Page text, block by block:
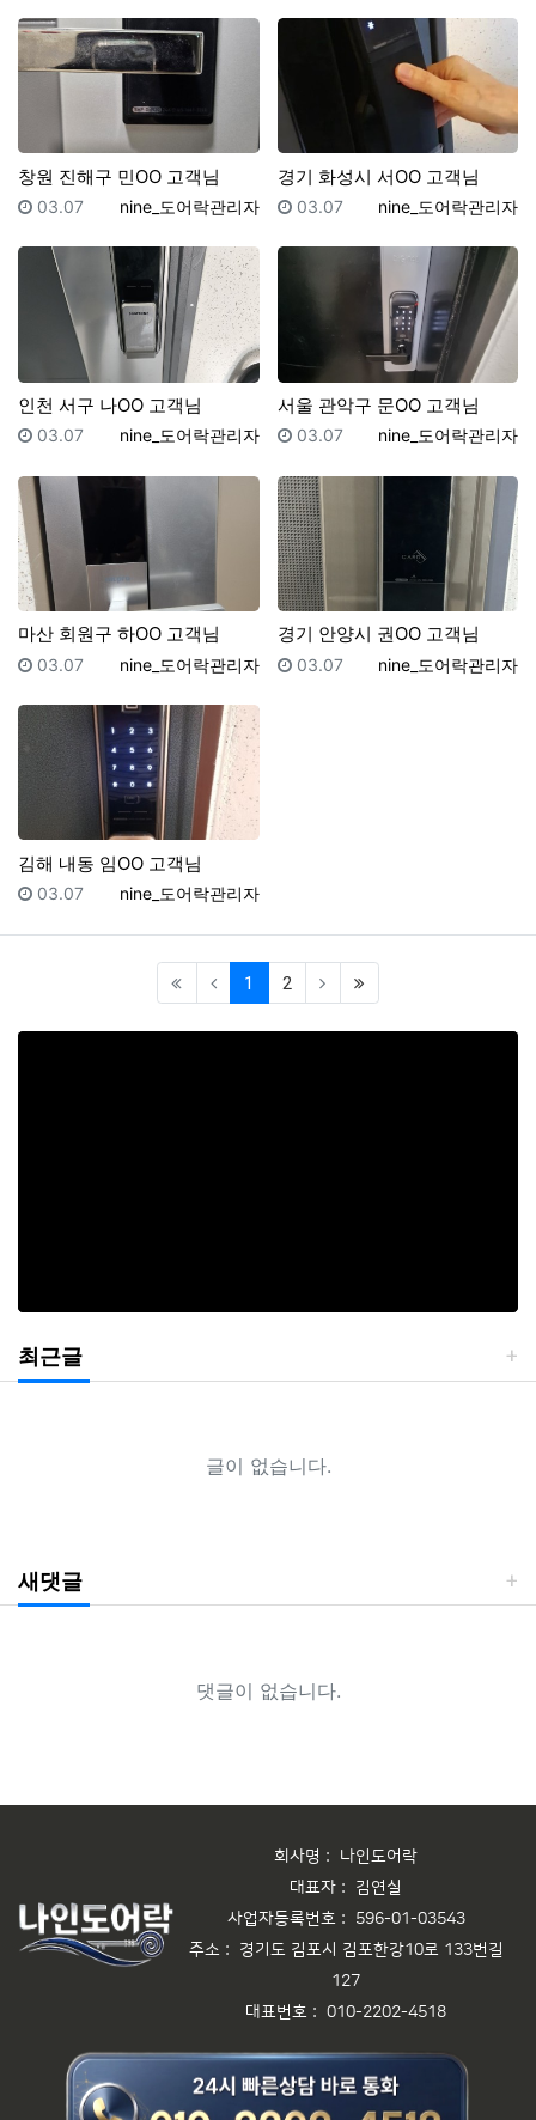
창원 진해구 민OO 고객님
등록자
nine_도어락관리자
등록일
03.07
경기 화성시 서OO 고객님
등록자
nine_도어락관리자
등록일
03.07
인천 서구 나OO 고객님
등록자
nine_도어락관리자
등록일
03.07
서울 관악구 문OO 고객님
등록자
nine_도어락관리자
등록일
03.07
마산 회원구 하OO 고객님
등록자
nine_도어락관리자
등록일
03.07
경기 안양시 권OO 고객님
등록자
nine_도어락관리자
등록일
03.07
김해 내동 임OO 고객님
등록자
nine_도어락관리자
등록일
03.07
1 (current)
2 (last)
최근글
글이 없습니다.
새댓글
댓글이 없습니다.
회사명 :
나인도어락
대표자 :
김연실
사업자등록번호 :
596-01-03543
주소 :
경기도 김포시 김포한강10로 133번길
127
대표번호 : 010-2202-4518